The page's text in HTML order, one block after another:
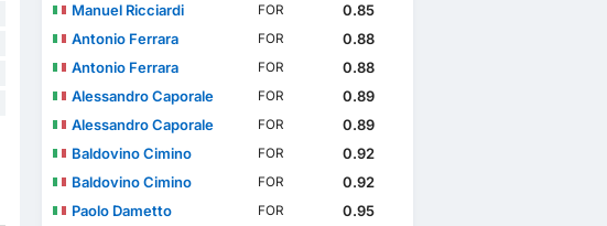
Manuel Ricciardi
FOR
0.85
Antonio Ferrara
FOR
0.88
Antonio Ferrara
FOR
0.88
Alessandro Caporale
FOR
0.89
Alessandro Caporale
FOR
0.89
Baldovino Cimino
FOR
0.92
Baldovino Cimino
FOR
0.92
Paolo Dametto
FOR
0.95